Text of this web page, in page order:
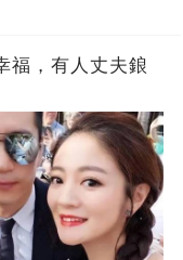
福，有人丈夫鋃